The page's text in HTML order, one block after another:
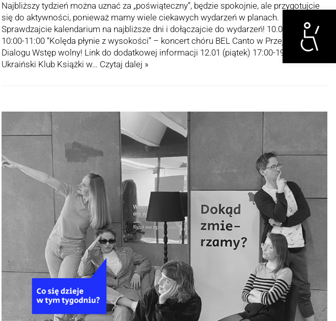
Otwórz
Najbliższy tydzień można uznać za „poświąteczny”, będzie spokojnie, ale przygotujcie
się do aktywności, ponieważ mamy wiele ciekawych wydarzeń w planach.
Sprawdzajcie kalendarium na najbliższe dni i dołączajcie do wydarzeń! 10.01 (środa)
10:00-11:00 “Kolęda płynie z wysokości” – koncert chóru BEL Canto w Przejście
Dialogu Wstęp wolny! Link do dodatkowej informacji 12.01 (piątek) 17:00-19:00 (UA)
Ukraiński Klub Książki w… Czytaj dalej »